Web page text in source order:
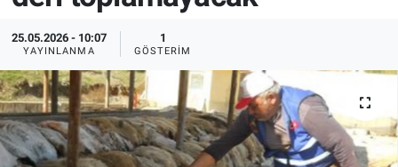
25.05.2026 - 10:07
YAYINLANMA
1
GÖSTERIM
İletişim
Künye
Tüm Manşetler
Son Dakika Haberleri
Haber Arşivi